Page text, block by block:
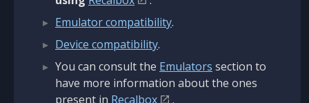
Emulator compatibility.
Device compatibility.
You can consult the Emulators section to
have more information about the ones
present in Recalbox
.